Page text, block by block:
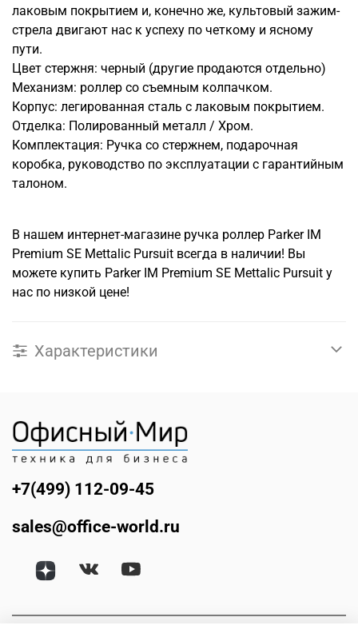
лаковым покрытием и, конечно же, культовый зажим-
стрела двигают нас к успеху по четкому и ясному
пути.
Цвет стержня: черный (другие продаются отдельно)
Механизм: роллер со съемным колпачком.
Корпус: легированная сталь с лаковым покрытием.
Отделка: Полированный металл / Хром.
Комплектация: Ручка со стержнем, подарочная
коробка, руководство по эксплуатации с гарантийным
талоном.
В нашем интернет-магазине ручка роллер Parker IM
Premium SE Mettalic Pursuit всегда в наличии! Вы
можете купить Parker IM Premium SE Mettalic Pursuit у
нас по низкой цене!
Характеристики
+7(499) 112-09-45
sales@office-world.ru